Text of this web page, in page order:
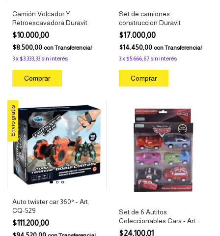
Camión Volcador Y
Retroexcavadora Duravit
$10.000,00
$8.500,00 conTransferencia!
3x $3.333,33sin interés
Set de camiones
construccion Duravit
$17.000,00
$14.450,00 conTransferencia!
3x $5.666,67sin interés
Envío gratis
Auto twister car 360° - Art.
CQ-529
$111.200,00
Set de 6 Autitos
Coleccionables Cars - Art.
1940
$24.100,01